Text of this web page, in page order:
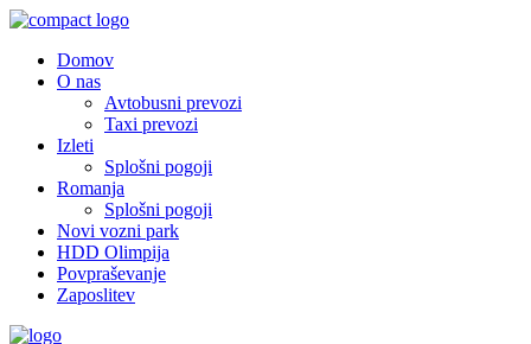
Domov
O nas
Avtobusni prevozi
Taxi prevozi
Izleti
Splošni pogoji
Romanja
Splošni pogoji
Novi vozni park
HDD Olimpija
Povpraševanje
Zaposlitev